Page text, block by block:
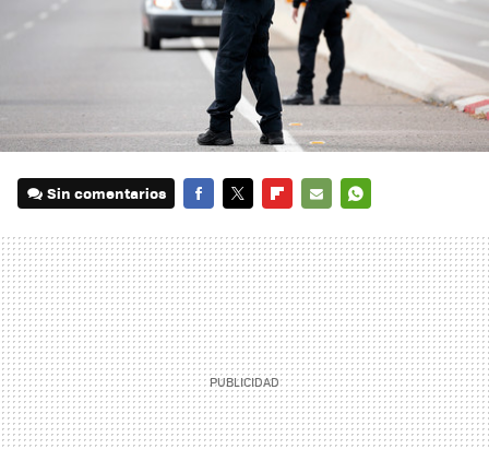
Sin comentarios
MAIL